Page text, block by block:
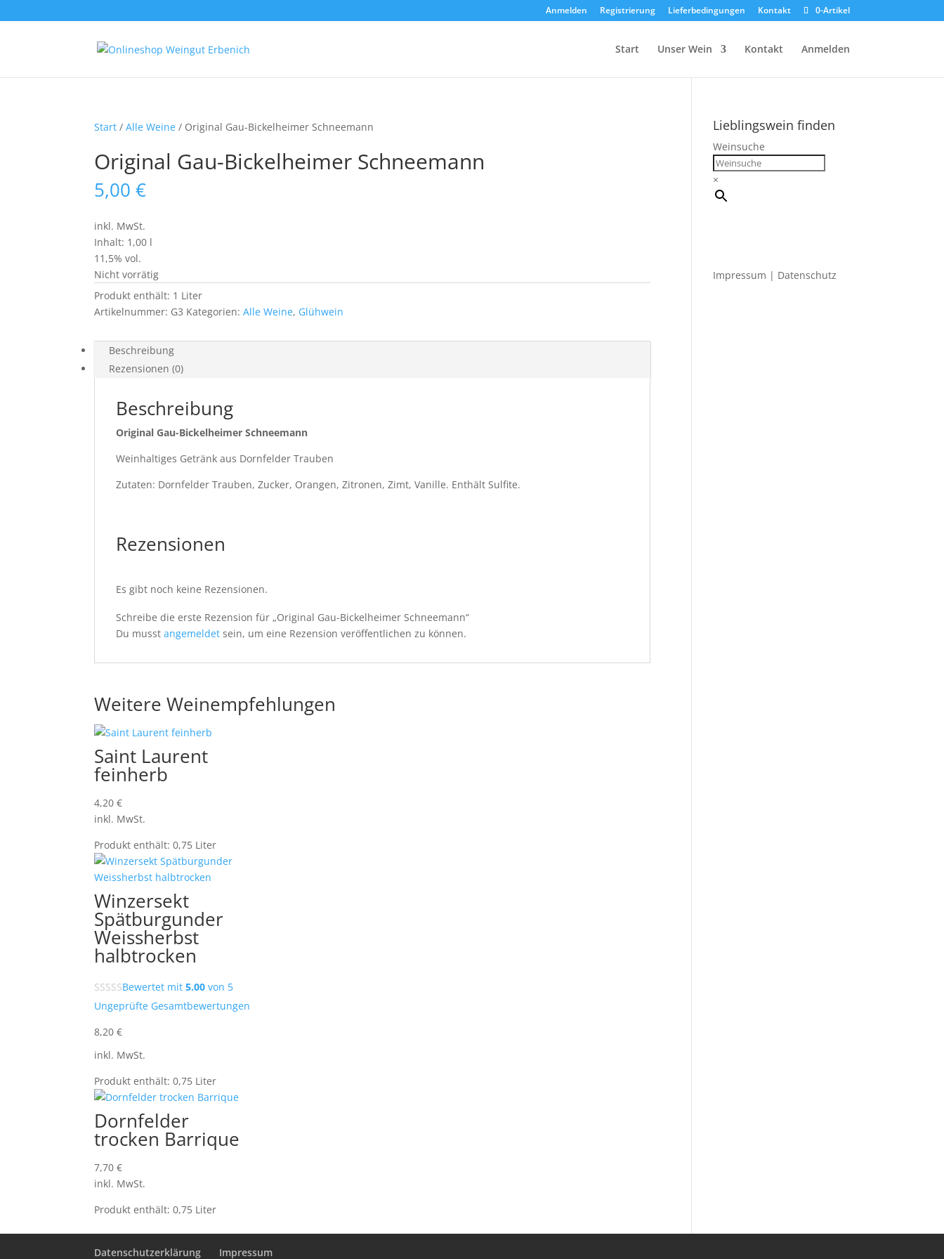
Anmelden Registrierung Lieferbedingungen Kontakt 0-Artikel
Start Unser Wein Kontakt Anmelden
Start /Alle Weine / Original Gau-Bickelheimer Schneemann
Original Gau-Bickelheimer Schneemann
5,00€
inkl. MwSt.
Inhalt: 1,00 l
11,5% vol.
Nicht vorrätig
Produkt enthält: 1 Liter
Artikelnummer: G3 Kategorien:Alle Weine, Glühwein
Beschreibung
Rezensionen (0)
Beschreibung
Original Gau-Bickelheimer Schneemann
Weinhaltiges Getränk aus Dornfelder Trauben
Zutaten: Dornfelder Trauben, Zucker, Orangen, Zitronen, Zimt, Vanille. Enthält Sulfite.
Rezensionen
Es gibt noch keine Rezensionen.
Schreibe die erste Rezension für „Original Gau-Bickelheimer Schneemann“
Du musstangemeldet sein, um eine Rezension veröffentlichen zu können.
Weitere Weinempfehlungen
Saint Laurent
feinherb
4,20€
inkl. MwSt.
Produkt enthält: 0,75 Liter
Winzersekt
Spätburgunder
Weissherbst
halbtrocken
Bewertet mit5.00 von 5
Ungeprüfte Gesamtbewertungen
8,20€
inkl. MwSt.
Produkt enthält: 0,75 Liter
Dornfelder
trocken Barrique
7,70€
inkl. MwSt.
Produkt enthält: 0,75 Liter
Lieblingswein finden
Weinsuche
×
Impressum | Datenschutz
Datenschutzerklärung Impressum